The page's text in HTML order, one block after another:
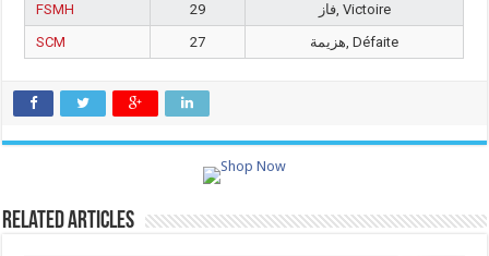
FSMH 29
فاز, Victoire
SCM
27 هزيمة, Défaite
Related Articles